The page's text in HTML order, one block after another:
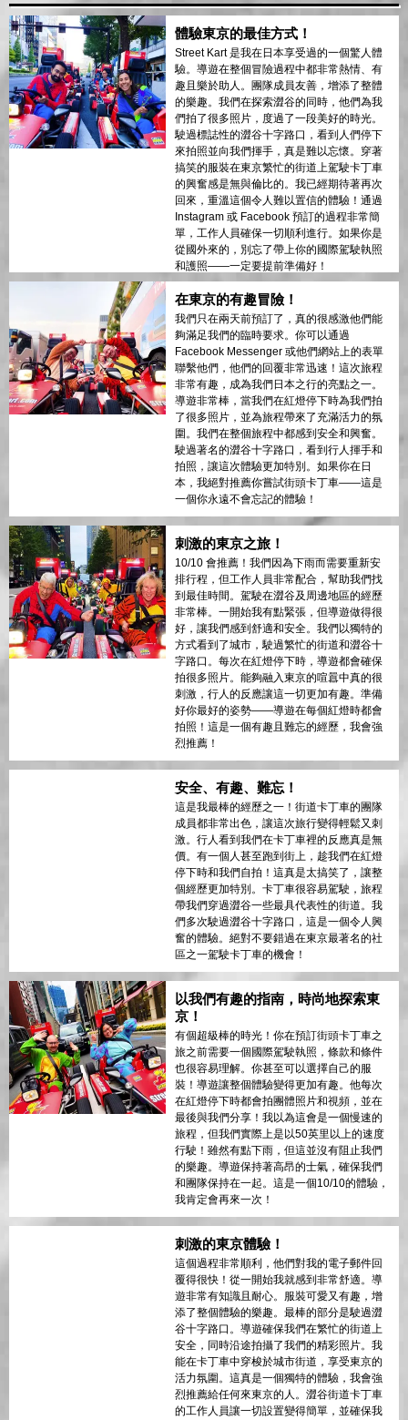
體驗東京的最佳方式！
Street Kart 是我在日本享受過的一個驚人體
驗。導遊在整個冒險過程中都非常熱情、有
趣且樂於助人。團隊成員友善，增添了整體
的樂趣。我們在探索澀谷的同時，他們為我
們拍了很多照片，度過了一段美好的時光。
駛過標誌性的澀谷十字路口，看到人們停下
來拍照並向我們揮手，真是難以忘懷。穿著
搞笑的服裝在東京繁忙的街道上駕駛卡丁車
的興奮感是無與倫比的。我已經期待著再次
回來，重溫這個令人難以置信的體驗！通過
Instagram 或 Facebook 預訂的過程非常簡
單，工作人員確保一切順利進行。如果你是
從國外來的，別忘了帶上你的國際駕駛執照
和護照——一定要提前準備好！
在東京的有趣冒險！
我們只在兩天前預訂了，真的很感激他們能
夠滿足我們的臨時要求。你可以通過
Facebook Messenger 或他們網站上的表單
聯繫他們，他們的回覆非常迅速！這次旅程
非常有趣，成為我們日本之行的亮點之一。
導遊非常棒，當我們在紅燈停下時為我們拍
了很多照片，並為旅程帶來了充滿活力的氛
圍。我們在整個旅程中都感到安全和興奮。
駛過著名的澀谷十字路口，看到行人揮手和
拍照，讓這次體驗更加特別。如果你在日
本，我絕對推薦你嘗試街頭卡丁車——這是
一個你永遠不會忘記的體驗！
刺激的東京之旅！
10/10 會推薦！我們因為下雨而需要重新安
排行程，但工作人員非常配合，幫助我們找
到最佳時間。駕駛在澀谷及周邊地區的經歷
非常棒。一開始我有點緊張，但導遊做得很
好，讓我們感到舒適和安全。我們以獨特的
方式看到了城市，駛過繁忙的街道和澀谷十
字路口。每次在紅燈停下時，導遊都會確保
拍很多照片。能夠融入東京的喧囂中真的很
刺激，行人的反應讓這一切更加有趣。準備
好你最好的姿勢——導遊在每個紅燈時都會
拍照！這是一個有趣且難忘的經歷，我會強
烈推薦！
安全、有趣、難忘！
這是我最棒的經歷之一！街道卡丁車的團隊
成員都非常出色，讓這次旅行變得輕鬆又刺
激。行人看到我們在卡丁車裡的反應真是無
價。有一個人甚至跑到街上，趁我們在紅燈
停下時和我們自拍！這真是太搞笑了，讓整
個經歷更加特別。卡丁車很容易駕駛，旅程
帶我們穿過澀谷一些最具代表性的街道。我
們多次駛過澀谷十字路口，這是一個令人興
奮的體驗。絕對不要錯過在東京最著名的社
區之一駕駛卡丁車的機會！
以我們有趣的指南，時尚地探索東
京！
有個超級棒的時光！你在預訂街頭卡丁車之
旅之前需要一個國際駕駛執照，條款和條件
也很容易理解。你甚至可以選擇自己的服
裝！導遊讓整個體驗變得更加有趣。他每次
在紅燈停下時都會拍團體照片和視頻，並在
最後與我們分享！我以為這會是一個慢速的
旅程，但我們實際上是以50英里以上的速度
行駛！雖然有點下雨，但這並沒有阻止我們
的樂趣。導遊保持著高昂的士氣，確保我們
和團隊保持在一起。這是一個10/10的體驗，
我肯定會再來一次！
刺激的東京體驗！
這個過程非常順利，他們對我的電子郵件回
覆得很快！從一開始我就感到非常舒適。導
遊非常有知識且耐心。服裝可愛又有趣，增
添了整個體驗的樂趣。最棒的部分是駛過澀
谷十字路口。導遊確保我們在繁忙的街道上
安全，同時沿途拍攝了我們的精彩照片。我
能在卡丁車中穿梭於城市街道，享受東京的
活力氛圍。這真是一個獨特的體驗，我會強
烈推薦給任何來東京的人。澀谷街道卡丁車
的工作人員讓一切設置變得簡單，並確保我